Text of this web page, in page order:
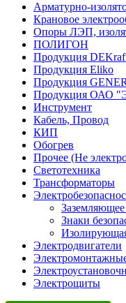
Арматурно-
Крановое
Опоры ЛЭП,
ПОЛИГОН
Продукция
Продукция Eliko
Продукция
Продукция ОАО
Инструмент
Кабель, Провод
КИП
Обогрев
Прочее (Не
Светотехника
Трансформаторы
Знаки
Электродвигатели
Электрощиты